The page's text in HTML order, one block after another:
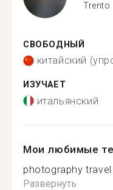
Trento
СВОБОДНЫЙ
китайский
ИЗУЧАЕТ
итальянский
Мои любимые
photography travel
Развернуть